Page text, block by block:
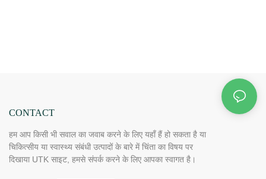
CONTACT
हम आप किसी भी सवाल का जवाब करने के लिए यहाँ हैं हो सकता है या
चिकित्सीय या स्वास्थ्य संबंधी उत्पादों के बारे में चिंता का विषय पर
दिखाया UTK साइट, हमसे संपर्क करने के लिए आपका स्वागत है।